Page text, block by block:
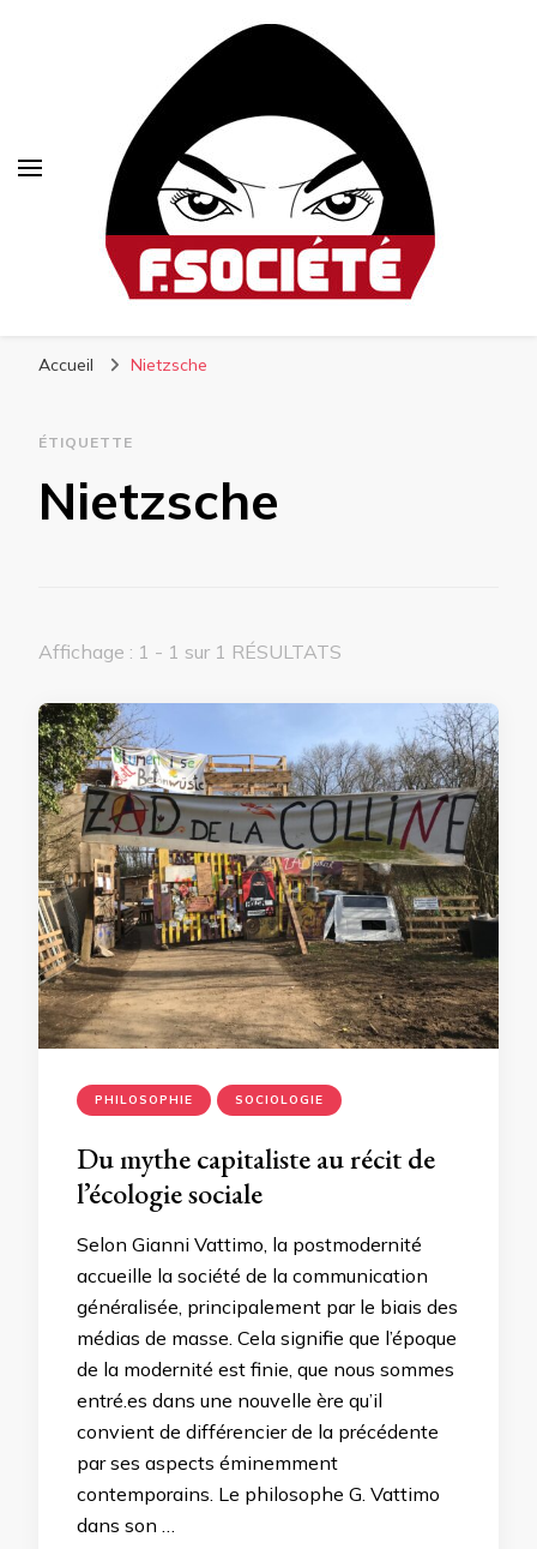
Accueil Nietzsche
ÉTIQUETTE
Nietzsche
Affichage : 1 - 1 sur 1 RÉSULTATS
PHILOSOPHIE SOCIOLOGIE
Du mythe capitaliste au récit de
l’écologie sociale
Selon Gianni Vattimo, la postmodernité
accueille la société de la communication
généralisée, principalement par le biais des
médias de masse. Cela signifie que l’époque
de la modernité est finie, que nous sommes
entré.es dans une nouvelle ère qu’il
convient de différencier de la précédente
par ses aspects éminemment
contemporains. Le philosophe G. Vattimo
dans son …